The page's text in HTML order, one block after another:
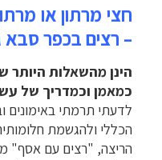
חצי מרתון או
– רצים בכפר סבא
הינן מהשאלות היותר
כמאמן וכמדריך של
לדעתי תרמתי באימונים
הכללי ולהגשמת
הריצה, "רצים עם אסף"